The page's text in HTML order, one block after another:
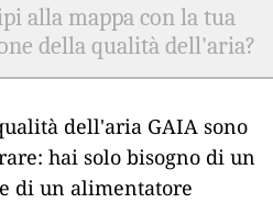
alla mappa con la tua
della qualità dell'aria?
dell'aria GAIA sono
hai solo bisogno di un
di un alimentatore